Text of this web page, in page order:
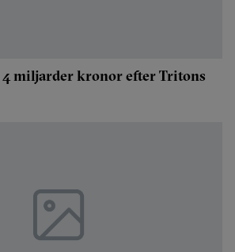
miljarder kronor efter Tritons